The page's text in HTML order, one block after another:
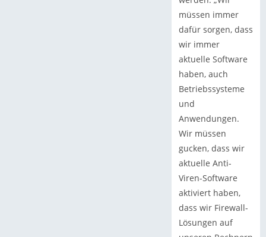
müssen immer
dafür sorgen, dass
wir immer
aktuelle Software
haben, auch
Betriebssysteme
und
Anwendungen.
Wir müssen
gucken, dass wir
aktuelle Anti-
Viren-Software
aktiviert haben,
dass wir Firewall-
Lösungen auf